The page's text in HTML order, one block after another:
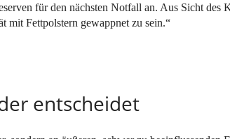
für den nächsten Notfall an. Aus Sicht des
mit Fettpolstern gewappnet zu sein.“
entscheidet